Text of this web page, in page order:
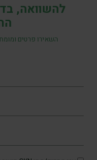
להשוואה,
השאירו פרטים